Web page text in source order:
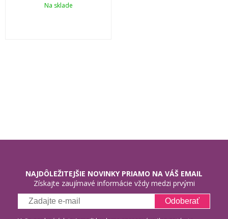
Na sklade
NAJDÔLEŽITEJŠIE NOVINKY PRIAMO NA VÁŠ EMAIL
Získajte zaujímavé informácie vždy medzi prvými
Odoberať